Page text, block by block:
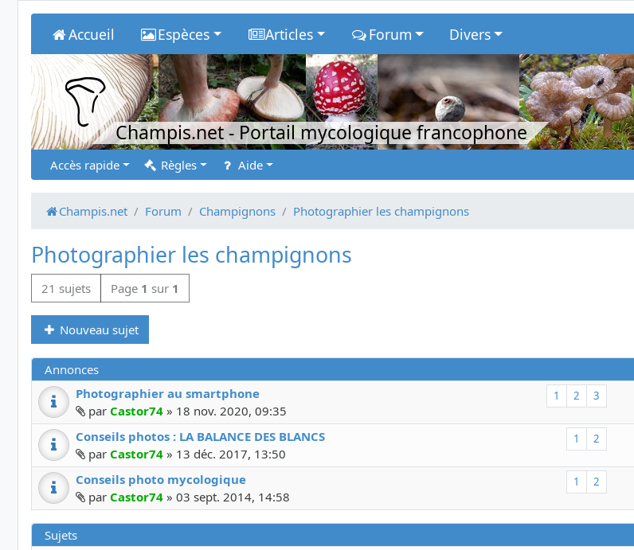
Accueil Espèces Articles Forum Divers
Champis.net- Portail mycologique francophone
Accès rapide Règles Aide
Champis.net Forum Champignons Photographier les champignons
Photographier les champignons
21 sujets Page 1 sur 1
Nouveau sujet
Annonces
1 2 3
Photographier au smartphone
Fichier(s) joint(s)
par Castor74 » 18 nov. 2020, 09:35
1 2
Conseils photos : LA BALANCE DES BLANCS
Fichier(s) joint(s)
par Castor74 » 13 déc. 2017, 13:50
1 2
Conseils photo mycologique
Fichier(s) joint(s)
par Castor74 » 03 sept. 2014, 14:58
Sujets